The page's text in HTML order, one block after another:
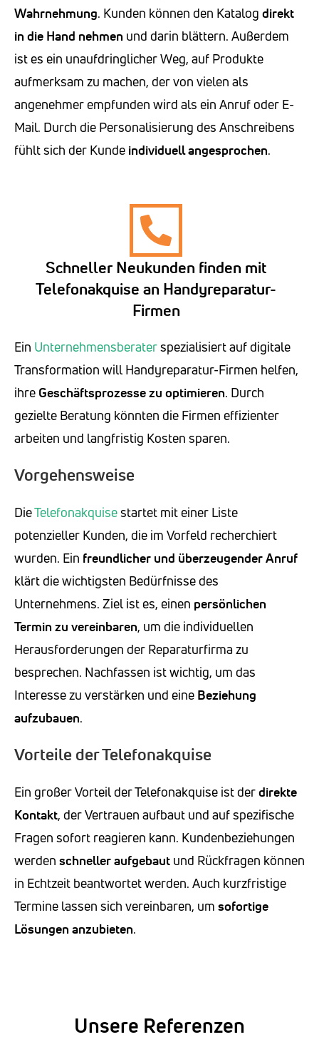
Wahrnehmung. Kunden können den Katalog direkt
in die Hand nehmen und darin blättern. Außerdem
ist es ein unaufdringlicher Weg, auf Produkte
aufmerksam zu machen, der von vielen als
angenehmer empfunden wird als ein Anruf oder E-
Mail. Durch die Personalisierung des Anschreibens
fühlt sich der Kunde individuell angesprochen.
Schneller Neukunden finden mit
Telefonakquise an Handyreparatur-
Firmen
Ein Unternehmensberaterspezialisiert auf digitale
Transformation will Handyreparatur-Firmen helfen,
ihre Geschäftsprozesse zu optimieren. Durch
gezielte Beratung könnten die Firmen effizienter
arbeiten und langfristig Kosten sparen.
Vorgehensweise
DieTelefonakquisestartet mit einer Liste
potenzieller Kunden, die im Vorfeld recherchiert
wurden. Ein freundlicher und überzeugender Anruf
klärt die wichtigsten Bedürfnisse des
Unternehmens. Ziel ist es, einen persönlichen
Termin zu vereinbaren, um die individuellen
Herausforderungen der Reparaturfirma zu
besprechen. Nachfassen ist wichtig, um das
Interesse zu verstärken und eine Beziehung
aufzubauen.
Vorteile der Telefonakquise
Ein großer Vorteil der Telefonakquise ist derdirekte
Kontakt, der Vertrauen aufbaut und auf spezifische
Fragen sofort reagieren kann. Kundenbeziehungen
werden schneller aufgebaut und Rückfragen können
in Echtzeit beantwortet werden. Auch kurzfristige
Termine lassen sich vereinbaren, um sofortige
Lösungen anzubieten.
Unsere Referenzen